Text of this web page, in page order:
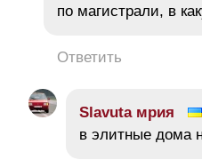
по магистрали, в
Ответить
Slavuta мрия
в элитные дома